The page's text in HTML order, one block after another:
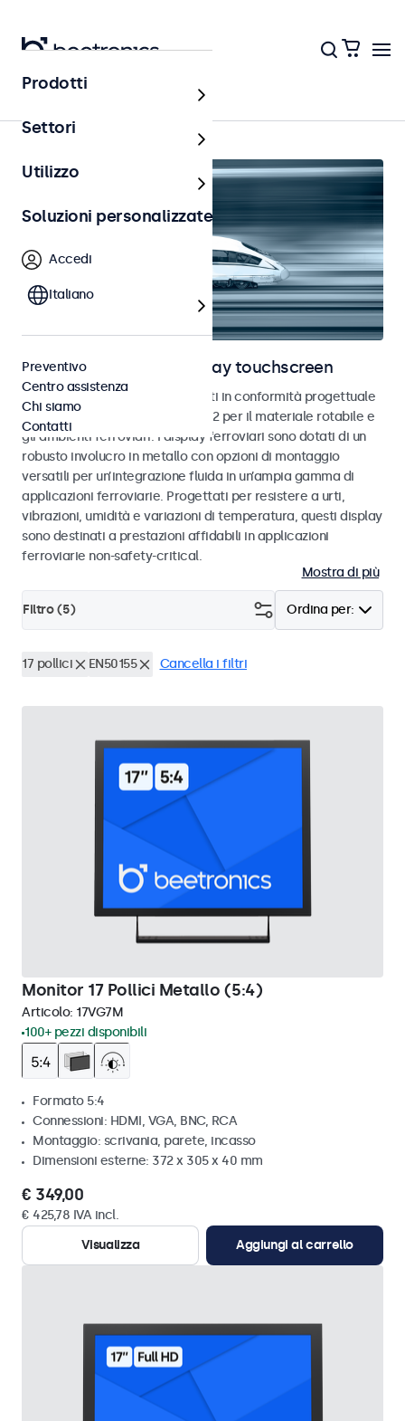
Ferrovia
Monitor ferroviari e display touchscreen
Monitor e touchscreen sviluppati in conformità progettuale
alle norme EN 50155 e EN 45545-2 per il materiale rotabile e
gli ambienti ferroviari. I display ferroviari sono dotati di un
robusto involucro in metallo con opzioni di montaggio
versatili per un’integrazione fluida in un’ampia gamma di
applicazioni ferroviarie. Progettati per resistere a urti,
vibrazioni, umidità e variazioni di temperatura, questi display
sono destinati a prestazioni affidabili in applicazioni
ferroviarie non-safety-critical.
Mostra di più
Ordina per:
Filtro (5)
17 pollici EN50155 Cancella i filtri
Monitor 17 Pollici Metallo (5:4)
Articolo: 17VG7M
100+ pezzi disponibili
Formato 5:4
Connessioni: HDMI, VGA, BNC, RCA
Montaggio: scrivania, parete, incasso
Dimensioni esterne: 372 x 305 x 40 mm
€ 349,00
€ 425,78 IVA incl.
Visualizza
Aggiungi al carrello
Prodotti
Settori
Utilizzo
Soluzioni personalizzate
Accedi
Italiano
Preventivo
Centro assistenza
Chi siamo
Contatti